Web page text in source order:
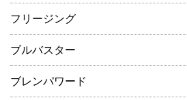
フリージング
ブルバスター
ブレンパワード